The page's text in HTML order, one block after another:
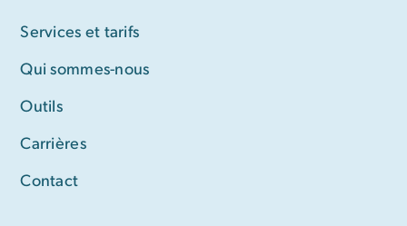
Services et tarifs
Qui sommes-nous
Outils
Carrières
Contact